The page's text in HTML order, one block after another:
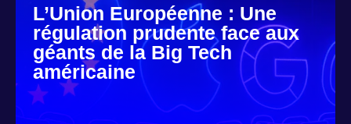
L’Union Européenne : Une
régulation prudente face aux
géants de la Big Tech
américaine